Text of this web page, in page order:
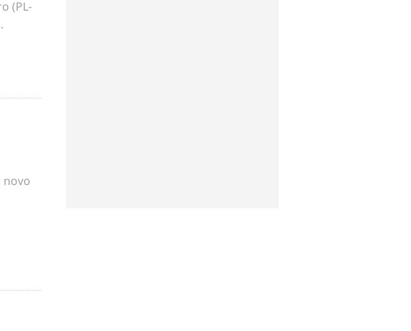
(PL-
novo